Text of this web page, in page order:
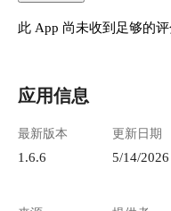
此 App 尚未收到足够的
应用信息
最新版本
1.6.6
更新日期
5/14/2026